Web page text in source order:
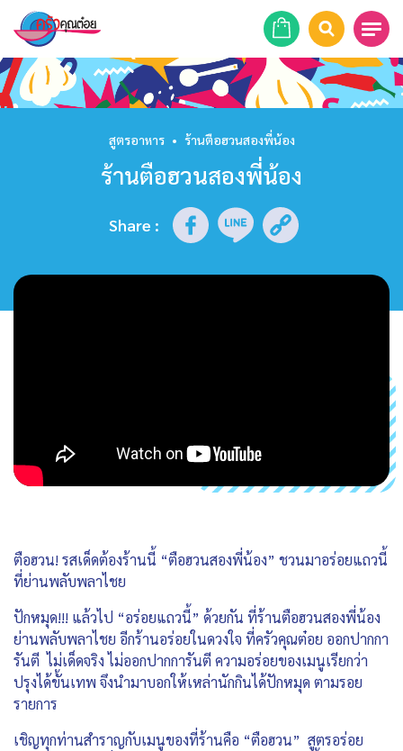
หน้าแรก
รายการย้อนหลัง
สูตรอาหาร • ร้านตือฮวนสองพี่น้อง
ร้านตือฮวนสองพี่น้อง
Share :
ตือฮวน! รสเด็ดต้องร้านนี้ “ตือฮวนสองพี่น้อง” ชวนมาอร่อยแถวนี้
ที่ย่านพลับพลาไชย
ปักหมุด!!! แล้วไป “อร่อยแถวนี้” ด้วยกัน ที่ร้านตือฮวนสองพี่น้อง
ย่านพลับพลาไชย อีกร้านอร่อยในดวงใจ ที่ครัวคุณต๋อย ออกปากกา
รันตี ไม่เด็ดจริง ไม่ออกปากการันตี ความอร่อยของเมนูเรียกว่า
ปรุงได้ขั้นเทพ จึงนำมาบอกให้เหล่านักกินได้ปักหมุด ตามรอย
รายการ
เชิญทุกท่านสำราญกับเมนูของที่ร้านคือ “ตือฮวน” สูตรอร่อย